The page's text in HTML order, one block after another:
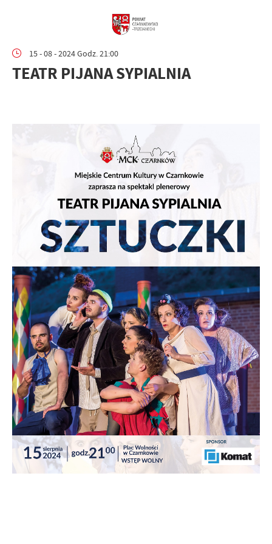
15 - 08 - 2024 Godz. 21:00
TEATR PIJANA SYPIALNIA